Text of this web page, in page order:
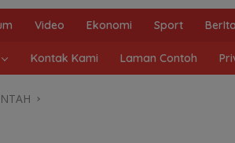
Video Ekonomi Sport
Kontak Kami Laman Contoh